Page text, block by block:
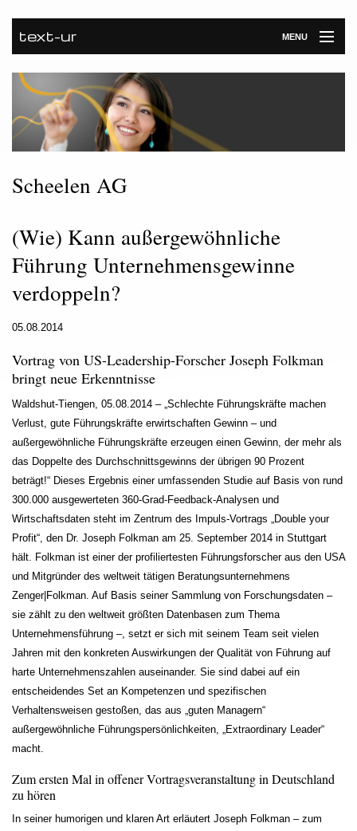
text-ur MENU
Startseite
Leistungen
Unternehmen
Referenzen
Newsroom
Scheelen AG
(Wie) Kann außergewöhnliche
Führung Unternehmensgewinne
verdoppeln?
05.08.2014
Vortrag von US-Leadership-Forscher Joseph Folkman
bringt neue Erkenntnisse
Waldshut-Tiengen, 05.08.2014 – „Schlechte Führungskräfte machen
Verlust, gute Führungskräfte erwirtschaften Gewinn – und
außergewöhnliche Führungskräfte erzeugen einen Gewinn, der mehr als
das Doppelte des Durchschnittsgewinns der übrigen 90 Prozent
beträgt!“ Dieses Ergebnis einer umfassenden Studie auf Basis von rund
300.000 ausgewerteten 360-Grad-Feedback-Analysen und
Wirtschaftsdaten steht im Zentrum des Impuls-Vortrags „Double your
Profit“, den Dr. Joseph Folkman am 25. September 2014 in Stuttgart
hält. Folkman ist einer der profiliertesten Führungsforscher aus den USA
und Mitgründer des weltweit tätigen Beratungsunternehmens
Zenger|Folkman. Auf Basis seiner Sammlung von Forschungsdaten –
sie zählt zu den weltweit größten Datenbasen zum Thema
Unternehmensführung –, setzt er sich mit seinem Team seit vielen
Jahren mit den konkreten Auswirkungen der Qualität von Führung auf
harte Unternehmenszahlen auseinander. Sie sind dabei auf ein
entscheidendes Set an Kompetenzen und spezifischen
Verhaltensweisen gestoßen, das aus „guten Managern“
außergewöhnliche Führungspersönlichkeiten, „Extraordinary Leader“
macht.
Zum ersten Mal in offener Vortragsveranstaltung in Deutschland
zu hören
In seiner humorigen und klaren Art erläutert Joseph Folkman – zum